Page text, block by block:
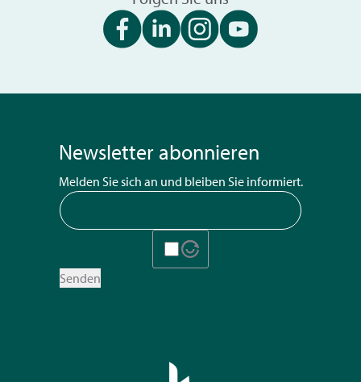
Newsletter abonnieren
Melden Sie sich an und bleiben Sie informiert.
Senden